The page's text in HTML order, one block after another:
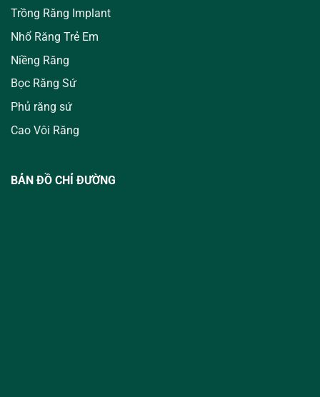
Trồng Răng Implant
Nhổ Răng Trẻ Em
Niềng Răng
Bọc Răng Sứ
Phủ răng sứ
Cao Vôi Răng
BẢN ĐỒ CHỈ ĐƯỜNG